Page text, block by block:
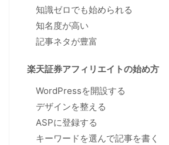
知識ゼロでも始められる
知名度が高い
記事ネタが豊富
楽天証券アフィリエイトの始め方
WordPressを開設する
デザインを整える
ASPに登録する
キーワードを選んで記事を書く